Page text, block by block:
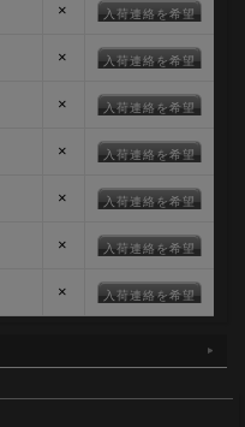
× 入荷連絡を希望
× 入荷連絡を希望
× 入荷連絡を希望
× 入荷連絡を希望
× 入荷連絡を希望
× 入荷連絡を希望
× 入荷連絡を希望